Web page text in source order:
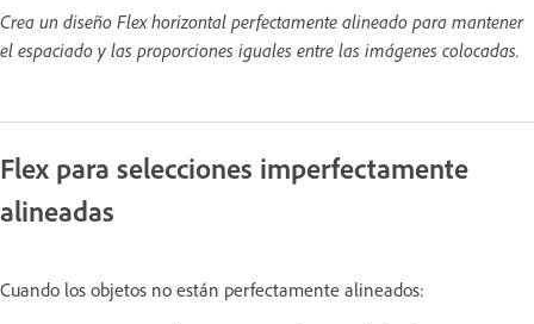
Crea un diseño Flex horizontal perfectamente alineado para mantener
el espaciado y las proporciones iguales entre las imágenes colocadas.
Flex para selecciones imperfectamente
alineadas
Cuando los objetos no están perfectamente alineados: